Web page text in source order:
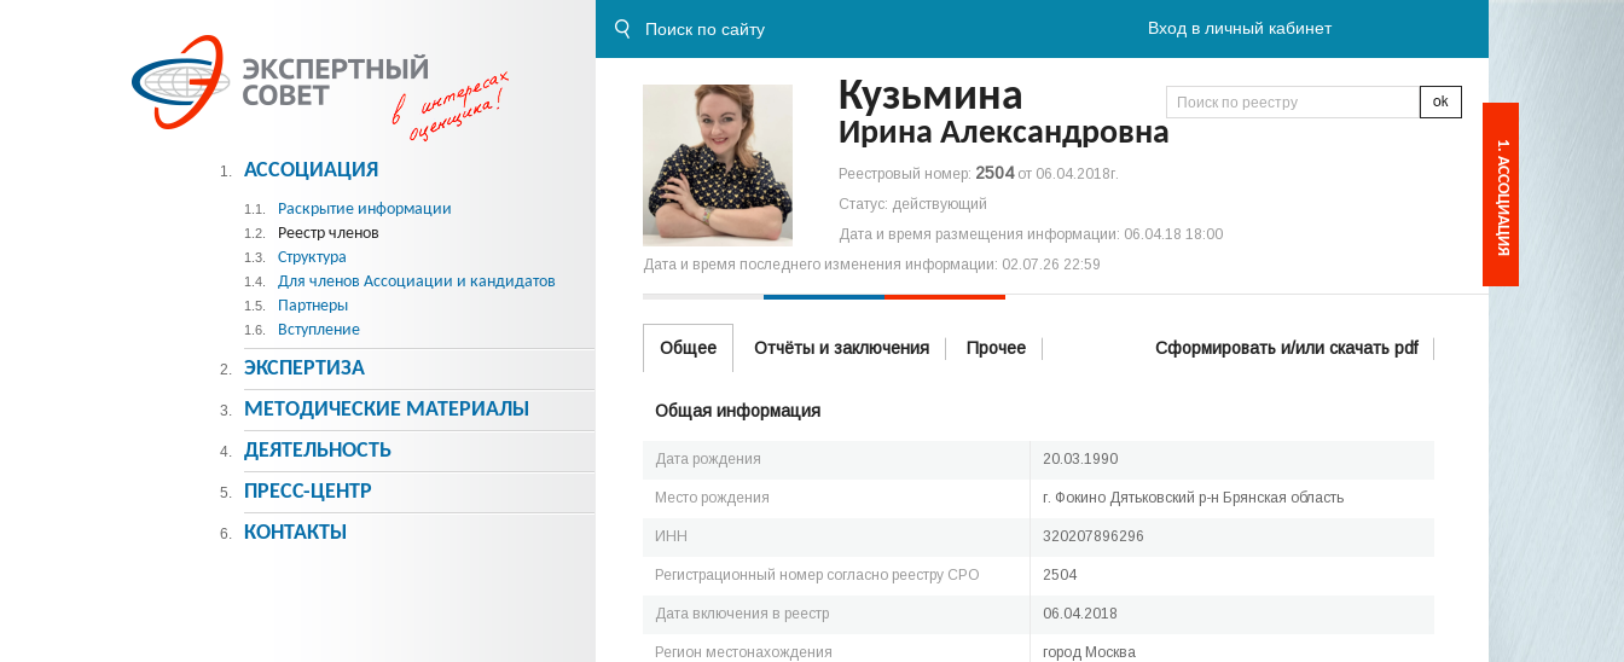
Вход в личный кабинет
Кузьмина
Ирина Александровна
Реестровый номер: 2504от 06.04.2018г.
Статус: действующий
Дата и время размещения информации: 06.04.18 18:00
Дата и время последнего изменения информации: 02.07.26 22:59
Общее Отчёты и заключения Прочее Сформировать и/или скачать pdf
Общая информация
Дата рождения 20.03.1990
Место рождения г. Фокино Дятьковский р-н Брянская область
ИНН 320207896296
Регистрационный номер согласно реестру СРО 2504
Дата включения в реестр 06.04.2018
Регион местонахождения город Москва
1. АССОЦИАЦИЯ
1.1. Раскрытие информации
1.2. Реестр членов
1.3. Структура
1.4. Для членов Ассоциации и кандидатов
1.5. Партнеры
1.6. Вступление
2. ЭКСПЕРТИЗА
3. МЕТОДИЧЕСКИE МАТЕРИАЛЫ
4. ДЕЯТЕЛЬНОСТЬ
5. ПРЕСС-ЦЕНТР
6. КОНТАКТЫ
1. АССОЦИАЦИЯ